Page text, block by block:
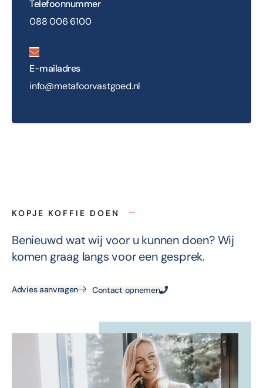
Telefoonnummer
088 006 6100
E-mailadres
info@metafoorvastgoed.nl
KOPJE KOFFIE DOEN
Benieuwd wat wij voor u kunnen doen? Wij
komen graag langs voor een gesprek.
Advies aanvragen Contact opnemen